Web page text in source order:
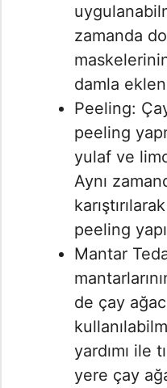
zamanda
damla
Peeling:
peeling
yulaf ve
Aynı
peeling
Mantar
de çay
yardımı ile
yere çay